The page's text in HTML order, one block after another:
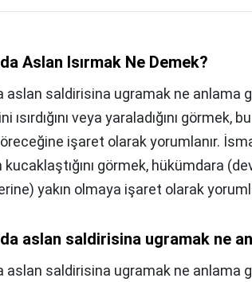
Aslan Isırmak Ne Demek?
aslan saldirisina ugramak ne anlama
ısırdığını veya yaraladığını görmek,
işaret olarak yorumlanır.
kucaklaştığını görmek, hükümdara
yakın olmaya işaret olarak
aslan saldirisina ugramak ne
aslan saldirisina ugramak ne anlama